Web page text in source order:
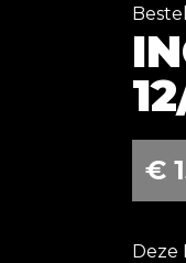
€
Deze